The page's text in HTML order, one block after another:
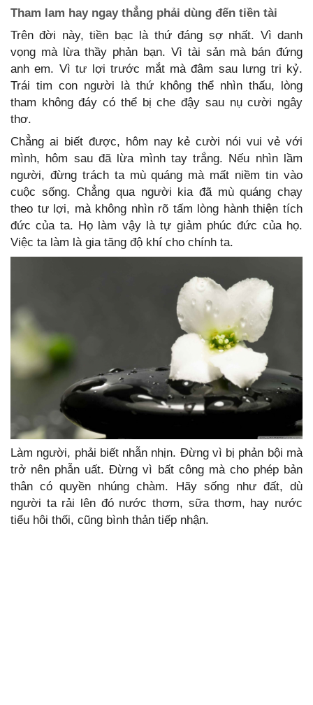
Tham lam hay ngay thẳng phải dùng đến tiền tài
Trên đời này, tiền bạc là thứ đáng sợ nhất. Vì danh
vọng mà lừa thầy phản bạn. Vì tài sản mà bán đứng
anh em. Vì tư lợi trước mắt mà đâm sau lưng tri kỷ.
Trái tim con người là thứ không thể nhìn thấu, lòng
tham không đáy có thể bị che đậy sau nụ cười ngây
thơ.
Chẳng ai biết được, hôm nay kẻ cười nói vui vẻ với
mình, hôm sau đã lừa mình tay trắng. Nếu nhìn lầm
người, đừng trách ta mù quáng mà mất niềm tin vào
cuộc sống. Chẳng qua người kia đã mù quáng chạy
theo tư lợi, mà không nhìn rõ tấm lòng hành thiện tích
đức của ta. Họ làm vậy là tự giảm phúc đức của họ.
Việc ta làm là gia tăng độ khí cho chính ta.
Làm người, phải biết nhẫn nhịn. Đừng vì bị phản bội mà
trở nên phẫn uất. Đừng vì bất công mà cho phép bản
thân có quyền nhúng chàm. Hãy sống như đất, dù
người ta rải lên đó nước thơm, sữa thơm, hay nước
tiểu hôi thối, cũng bình thản tiếp nhận.